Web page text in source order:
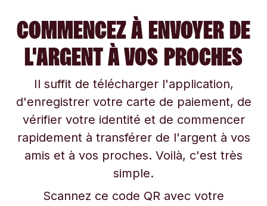
COMMENCEZ À ENVOYER DE
L'ARGENT À VOS PROCHES
Il suffit de télécharger l'application,
d'enregistrer votre carte de paiement, de
vérifier votre identité et de commencer
rapidement à transférer de l'argent à vos
amis et à vos proches. Voilà, c'est très
simple.
Scannez ce code QR avec votre